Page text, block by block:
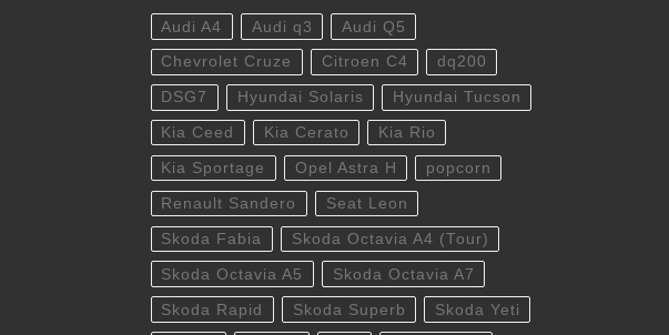
Audi A4 Audi q3 Audi Q5
Chevrolet Cruze Citroen C4 dq200
DSG7 Hyundai Solaris Hyundai Tucson
Kia Ceed Kia Cerato Kia Rio
Kia Sportage Opel Astra H popcorn
Renault Sandero Seat Leon
Skoda Fabia Skoda Octavia A4 (Tour)
Skoda Octavia A5 Skoda Octavia A7
Skoda Rapid Skoda Superb Skoda Yeti